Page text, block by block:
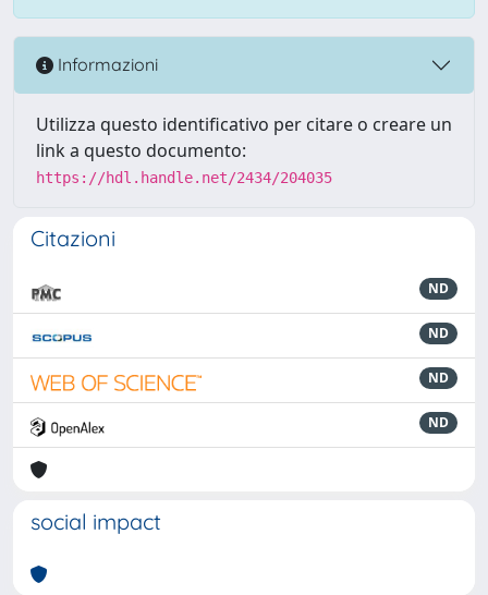
Informazioni
Utilizza questo identificativo per citare o creare un
link a questo documento:
https://hdl.handle.net/2434/204035
Citazioni
ND
ND
ND
ND
social impact